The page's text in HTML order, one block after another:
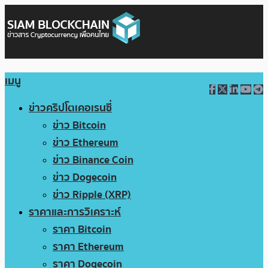
เมนู
ข่าวคริปโตเคอเรนซี่
ข่าว Bitcoin
ข่าว Ethereum
ข่าว Binance Coin
ข่าว Dogecoin
ข่าว Ripple (XRP)
ราคาและการวิเคราะห์
ราคา Bitcoin
ราคา Ethereum
ราคา Dogecoin